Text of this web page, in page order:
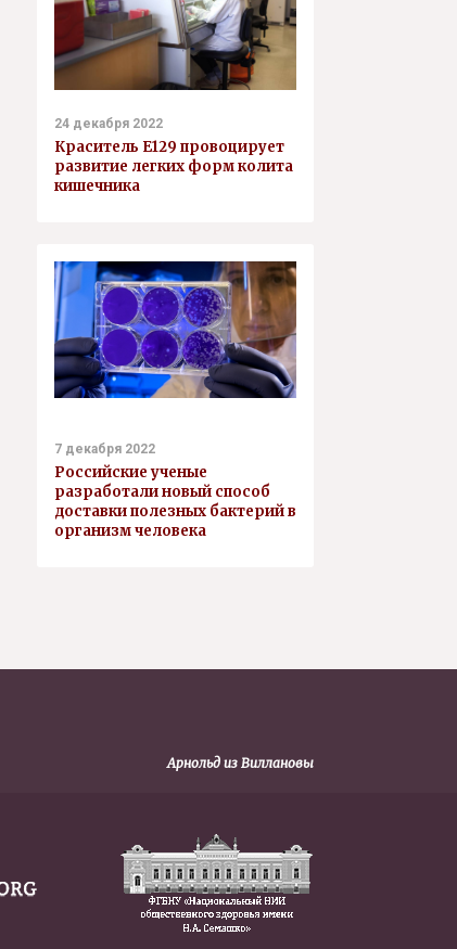
24 декабря 2022
Краситель E129 провоцирует
развитие легких форм колита
кишечника
7 декабря 2022
Российские ученые
разработали новый способ
доставки полезных бактерий в
организм человека
Арнольд из Виллановы